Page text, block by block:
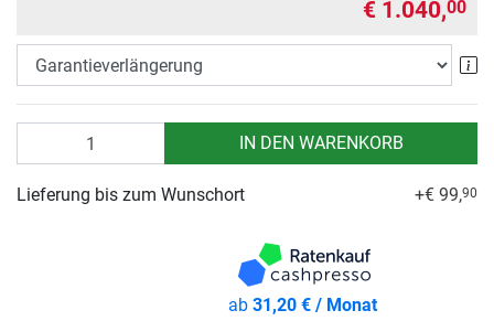
€ 1.040,00
IN DEN WARENKORB
Lieferung bis zum Wunschort +€ 99,90
ab 31,20 € / Monat